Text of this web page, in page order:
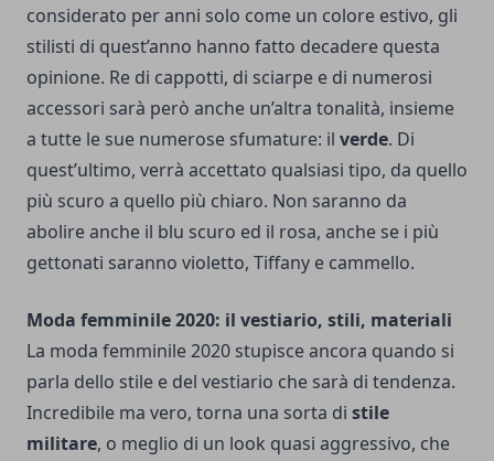
considerato per anni solo come un colore estivo, gli
stilisti di quest’anno hanno fatto decadere questa
opinione. Re di cappotti, di sciarpe e di numerosi
accessori sarà però anche un’altra tonalità, insieme
a tutte le sue numerose sfumature: il verde. Di
quest’ultimo, verrà accettato qualsiasi tipo, da quello
più scuro a quello più chiaro. Non saranno da
abolire anche il blu scuro ed il rosa, anche se i più
gettonati saranno violetto, Tiffany e cammello.
Moda femminile 2020: il vestiario, stili, materiali
La moda femminile 2020 stupisce ancora quando si
parla dello stile e del vestiario che sarà di tendenza.
Incredibile ma vero, torna una sorta di stile
militare, o meglio di un look quasi aggressivo, che